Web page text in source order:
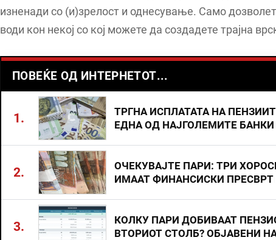
изненади со (и)зрелост и однесување. Само
води кон некој со кој можете да создадете трајна
ПОВЕЌЕ ОД ИНТЕРНЕТОТ...
1.
ТРГНА ИСПЛАТАТА НА
ЕДНА ОД НАЈГОЛЕМИТЕ
2.
ОЧЕКУВАЈТЕ ПАРИ: ТРИ
ИМААТ ФИНАНСИСКИ ПРЕСВРТ
3.
КОЛКУ ПАРИ ДОБИВААТ
ВТОРИОТ СТОЛБ? ОБЈАВЕНИ